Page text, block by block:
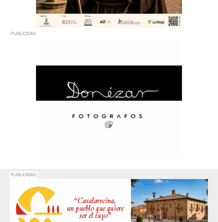
PUBLICIDAD
PUBLICIDAD